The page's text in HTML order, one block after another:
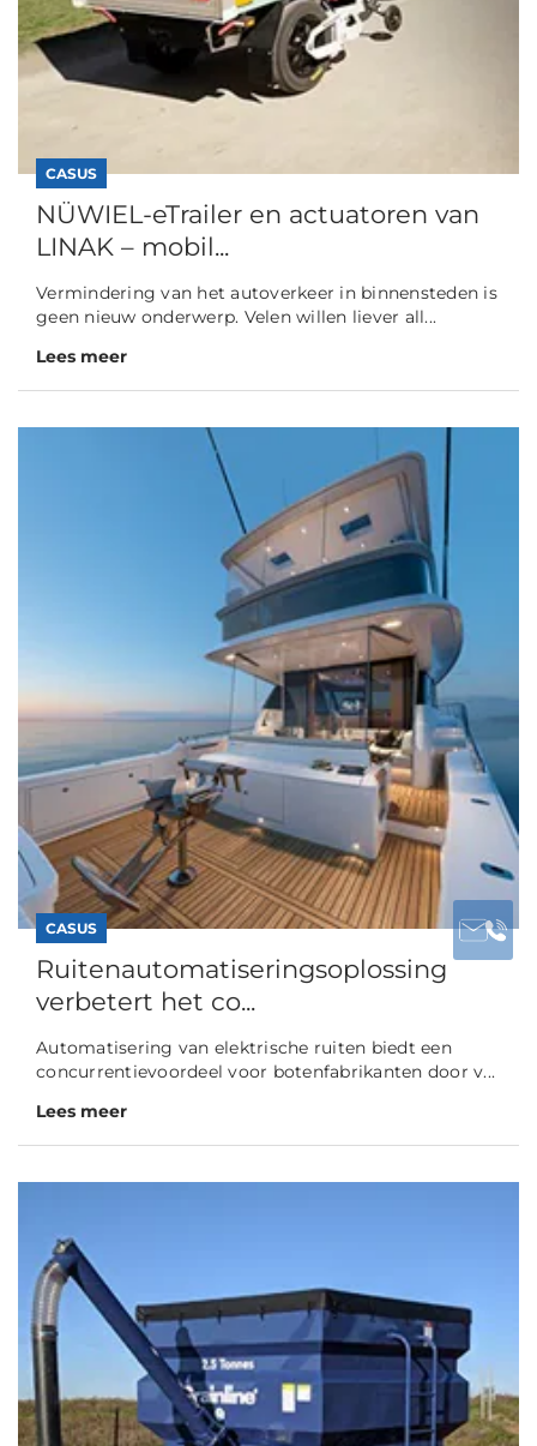
CASUS
NÜWIEL-eTrailer en actuatoren van
LINAK – mobil...
Vermindering van het autoverkeer in binnensteden is
geen nieuw onderwerp. Velen willen liever all...
Lees meer
CASUS
Ruitenautomatiseringsoplossing
verbetert het co...
Automatisering van elektrische ruiten biedt een
concurrentievoordeel voor botenfabrikanten door v...
Lees meer